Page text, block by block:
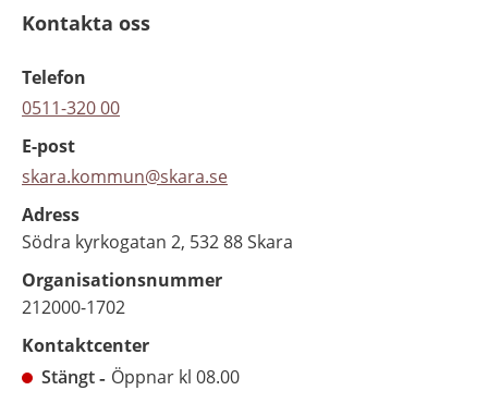
Kontakta oss
Telefon
0511-320 00
E-post
skara.kommun@skara.se
Adress
Södra kyrkogatan 2, 532 88 Skara
Organisationsnummer
212000-1702
Kontaktcenter
Stängt
Öppnar kl 08.00